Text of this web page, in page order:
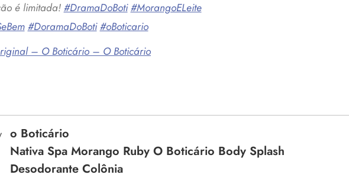
é limitada! #DramaDoBoti #MorangoELeite
#DoramaDoBoti #oBoticario
– O Boticário – O Boticário
o Boticário
Nativa Spa Morango Ruby O Boticário Body Splash
Desodorante Colônia